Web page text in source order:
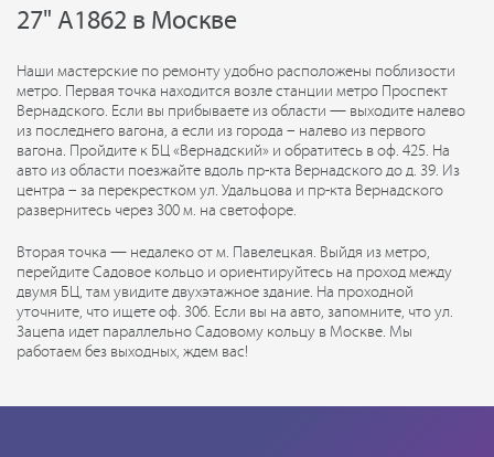
27" A1862 в Москве
Наши мастерские по ремонту удобно расположены поблизости
метро. Первая точка находится возле станции метро Проспект
Вернадского. Если вы прибываете из области — выходите налево
из последнего вагона, а если из города – налево из первого
вагона. Пройдите к БЦ «Вернадский» и обратитесь в оф. 425. На
авто из области поезжайте вдоль пр-кта Вернадского до д. 39. Из
центра – за перекрестком ул. Удальцова и пр-кта Вернадского
развернитесь через 300 м. на светофоре.
Вторая точка — недалеко от м. Павелецкая. Выйдя из метро,
перейдите Садовое кольцо и ориентируйтесь на проход между
двумя БЦ, там увидите двухэтажное здание. На проходной
уточните, что ищете оф. 306. Если вы на авто, запомните, что ул.
Зацепа идет параллельно Садовому кольцу в Москве. Мы
работаем без выходных, ждем вас!